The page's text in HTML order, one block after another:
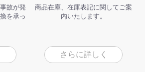
故が発
を承っ
商品在庫、在庫表記に関してご案
内いたします。
さらに詳しく